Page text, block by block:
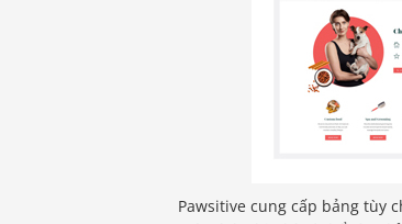
Pawsitive cung cấp bảng tùy